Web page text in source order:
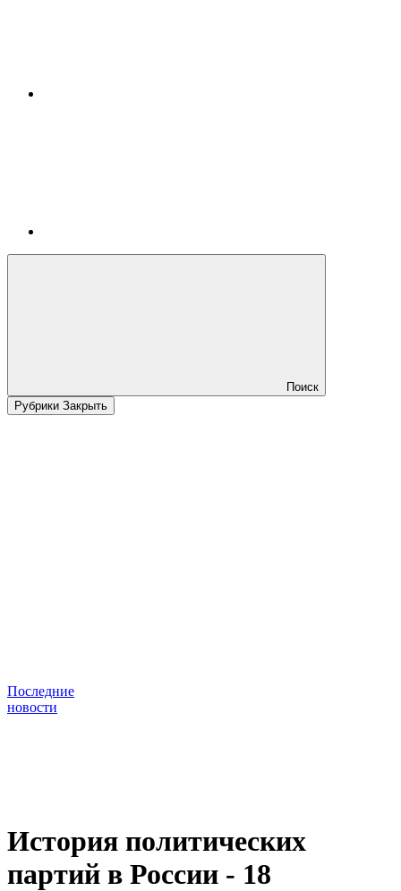
Поиск
Рубрики Закрыть
Последние
новости
История политических
партий в России - 18